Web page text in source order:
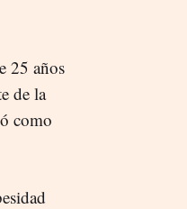
25 años
de la
como